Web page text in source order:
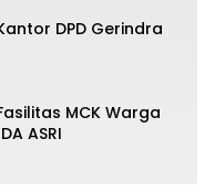
DPD Gerindra
MCK Warga
ASRI